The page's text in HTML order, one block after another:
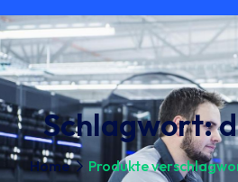
Schlagwort:
Home Produkte